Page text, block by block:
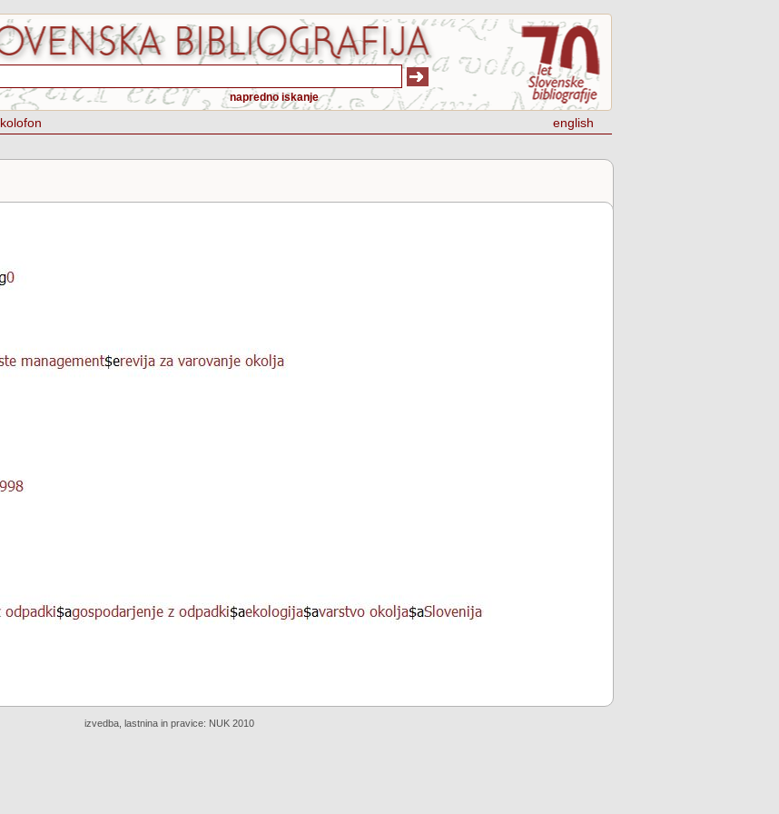
napredno iskanje
kolofon english
izvedba, lastnina in pravice: NUK 2010